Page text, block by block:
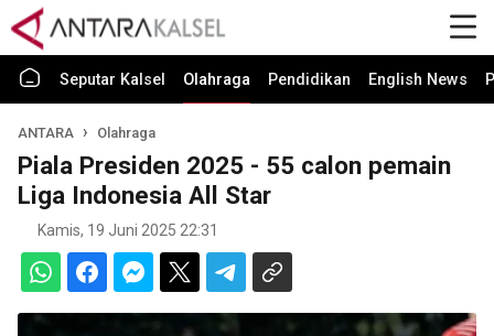
Seputar Kalsel Olahraga Pendidikan English News
ANTARA Olahraga
Piala Presiden 2025 - 55 calon pemain
Liga Indonesia All Star
Kamis, 19 Juni 2025 22:31